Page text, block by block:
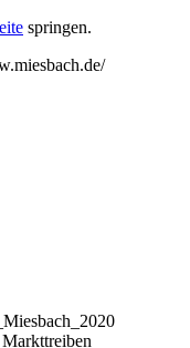
springen.